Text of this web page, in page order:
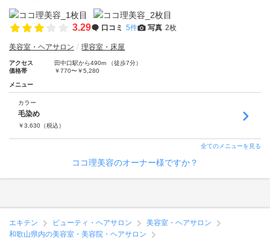
3.29 口コミ 5件 写真 2枚
美容室・ヘアサロン 理容室・床屋
アクセス
田中口駅から490m （徒歩7分）
価格帯
￥770〜￥5,280
メニュー
カラー
毛染め
￥3,630 （税込）
全てのメニューを見る
ココ理美容のオーナー様ですか？
エキテン ビューティ・ヘアサロン
美容室・ヘアサロン
和歌山県内の美容室・美容院・ヘアサロン